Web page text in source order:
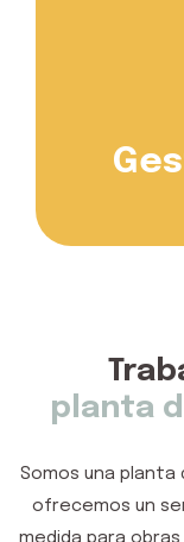
planta
Somos una planta
ofrecemos un
medida para